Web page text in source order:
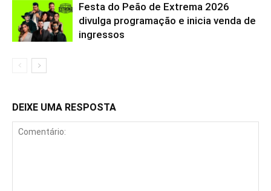
Festa do Peão de Extrema 2026
divulga programação e inicia venda de
ingressos
DEIXE UMA RESPOSTA